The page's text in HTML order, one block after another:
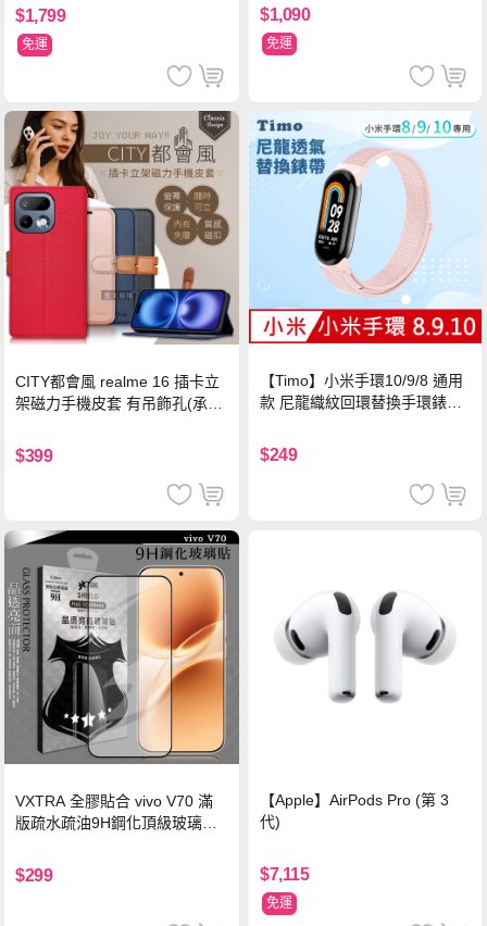
$1,799
免運
$1,090
免運
CITY都會風 realme 16 插卡立
架磁力手機皮套 有吊飾孔(承諾
$399
【Timo】小米手環10/9/8 通用
款 尼龍織紋回環替換手環錶帶-
$249
VXTRA 全膠貼合 vivo V70 滿
版疏水疏油9H鋼化頂級玻璃貼
$299
【Apple】AirPods Pro (第 3
代)
$7,115
免運